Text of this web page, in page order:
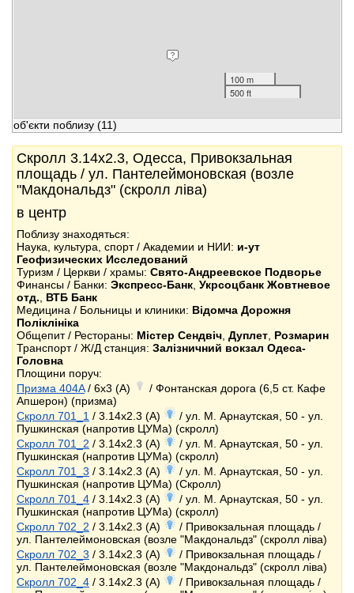
100 m
500 ft
об'єкти поблизу (11)
Скролл 3.14x2.3, Одесса, Привокзальная
площадь / ул. Пантелеймоновская (возле
"Макдональдз" (скролл ліва)
в центр
Поблизу знаходяться:
Наука, культура, спорт / Академии и НИИ: и-ут
Геофизических Исследований
Туризм / Церкви / храмы: Свято-Андреевское Подворье
Финансы / Банки: Экспресс-Банк Укрсоцбанк Жовтневое
отд.
ВТБ Банк
Медицина / Больницы и клиники: Відомча Дорожня
Поліклініка
Общепит / Рестораны: Містер Сендвіч Дуплет Розмарин
Транспорт / Ж/Д станция: Залізничний вокзал Одеса-
Головна
Площини поруч:
Призма 404A/ 6x3 (A)
/ Фонтанская дорога (6,5 ст. Кафе
Апшерон) (призма)
Скролл 701_1 / 3.14x2.3 (A)
/ ул. М. Арнаутская, 50 - ул.
Пушкинcкая (напротив ЦУМа) (скролл)
Скролл 701_2 / 3.14x2.3 (A)
/ ул. М. Арнаутская, 50 - ул.
Пушкинcкая (напротив ЦУМа) (скролл)
Скролл 701_3 / 3.14x2.3 (A)
/ ул. М. Арнаутская, 50 - ул.
Пушкинcкая (напротив ЦУМа) (Скролл)
Скролл 701_4 / 3.14x2.3 (A)
/ ул. М. Арнаутская, 50 - ул.
Пушкинcкая (напротив ЦУМа) (скролл)
Скролл 702_2 / 3.14x2.3 (A)
/ Привокзальная площадь /
ул. Пантелеймоновская (возле "Макдональдз" (скролл ліва)
Скролл 702_3 / 3.14x2.3 (A)
/ Привокзальная площадь /
ул. Пантелеймоновская (возле "Макдональдз" (скролл ліва)
Скролл 702_4 / 3.14x2.3 (A)
/ Привокзальная площадь /